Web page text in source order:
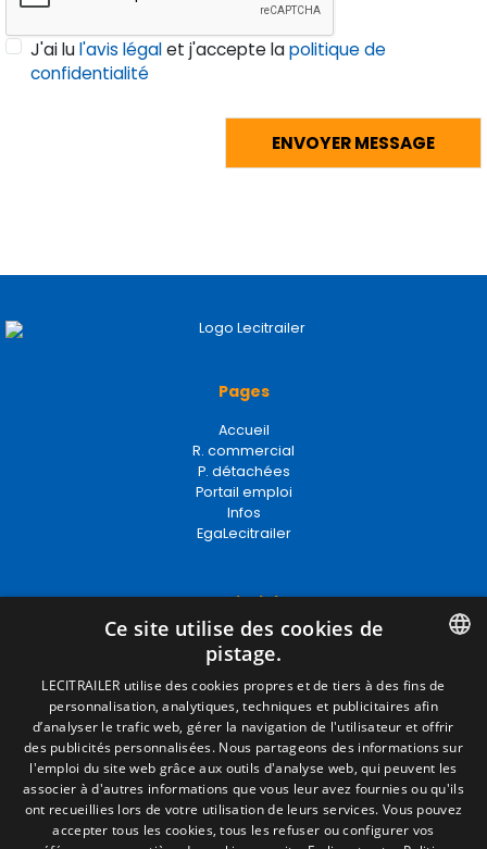
J'ai lul'avis légalet j'accepte lapolitique de
confidentialité
Pages
Accueil
R. commercial
P. détachées
Portail emploi
Infos
EgaLecitrailer
Termes juridiques
Mentions Légales
Politique de Confidentialité
Politique de Cookies
Conditions générales de vente
Gérer les cookies
Contact
Camino de los Huertos, S/N. Apdo 100
SPANISH
ENGLISH
FRENCH
ITALIAN
PORTUGUESE
Ce site utilise des cookies de
pistage.
LECITRAILER utilise des cookies propres et de tiers à des fins de
personnalisation, analytiques, techniques et publicitaires afin
d’analyser le trafic web, gérer la navigation de l'utilisateur et offrir
des publicités personnalisées. Nous partageons des informations sur
l'emploi du site web grâce aux outils d'analyse web, qui peuvent les
associer à d'autres informations que vous leur avez fournies ou qu'ils
ont recueillies lors de votre utilisation de leurs services. Vous pouvez
accepter tous les cookies, tous les refuser ou configurer vos